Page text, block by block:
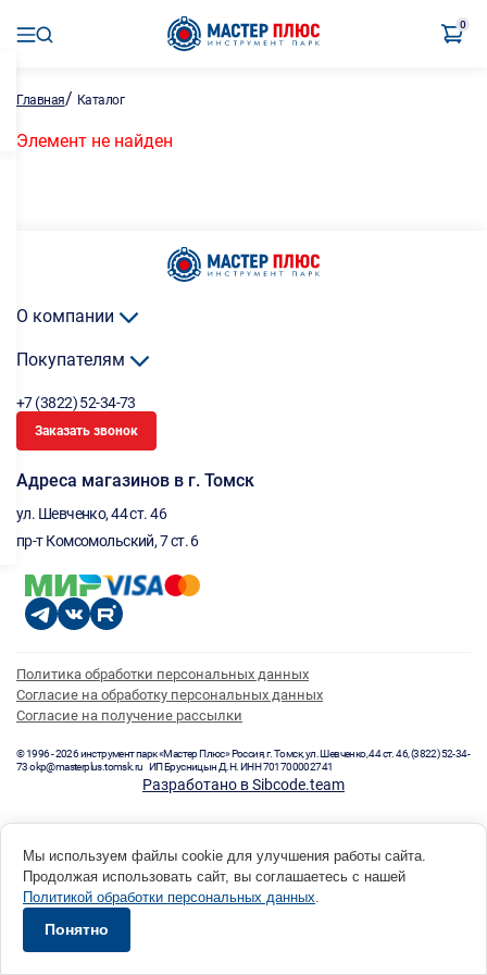
0
Главная/ Каталог
Элемент не найден
О компании
Покупателям
+7 (3822) 52-34-73
Заказать звонок
Адреса магазинов в г. Томск
ул. Шевченко, 44 ст. 46
пр-т Комсомольский, 7 ст. 6
Политика обработки персональных данных
Согласие на обработку персональных данных
Согласие на получение рассылки
© 1996 - 2026 инструмент парк «Мастер Плюс» Россия, г. Томск, ул. Шевченко, 44 ст. 46, (3822) 52-34-
73 okp@masterplus.tomsk.ru ИП Брусницын Д.Н. ИНН 701700002741
Разработано в Sibcode.team
Мы используем файлы cookie для улучшения работы сайта.
Продолжая использовать сайт, вы соглашаетесь с нашей
Политикой обработки персональных данных.
Понятно